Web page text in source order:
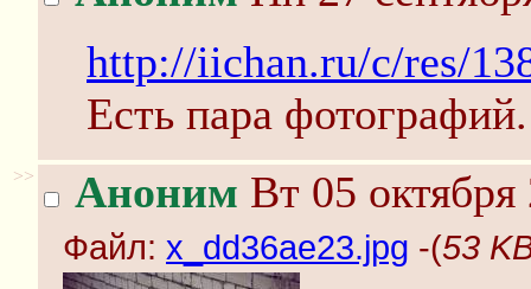
http://iichan.ru/c/res/
Есть пара фотографий.
>> Аноним Вт 05
Файл: x_dd36ae23.jpg -(53